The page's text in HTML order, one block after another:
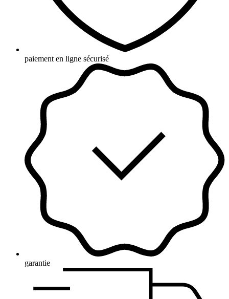
paiement en ligne sécurisé
garantie